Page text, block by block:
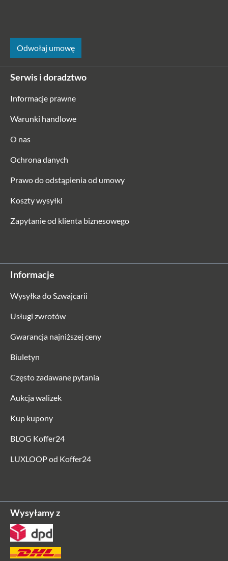
Odwołaj umowę
Serwis i doradztwo
Informacje prawne
Warunki handlowe
O nas
Ochrona danych
Prawo do odstąpienia od umowy
Koszty wysyłki
Zapytanie od klienta biznesowego
Informacje
Wysyłka do Szwajcarii
Usługi zwrotów
Gwarancja najniższej ceny
Biuletyn
Często zadawane pytania
Aukcja walizek
Kup kupony
BLOG Koffer24
LUXLOOP od Koffer24
Wysyłamy z